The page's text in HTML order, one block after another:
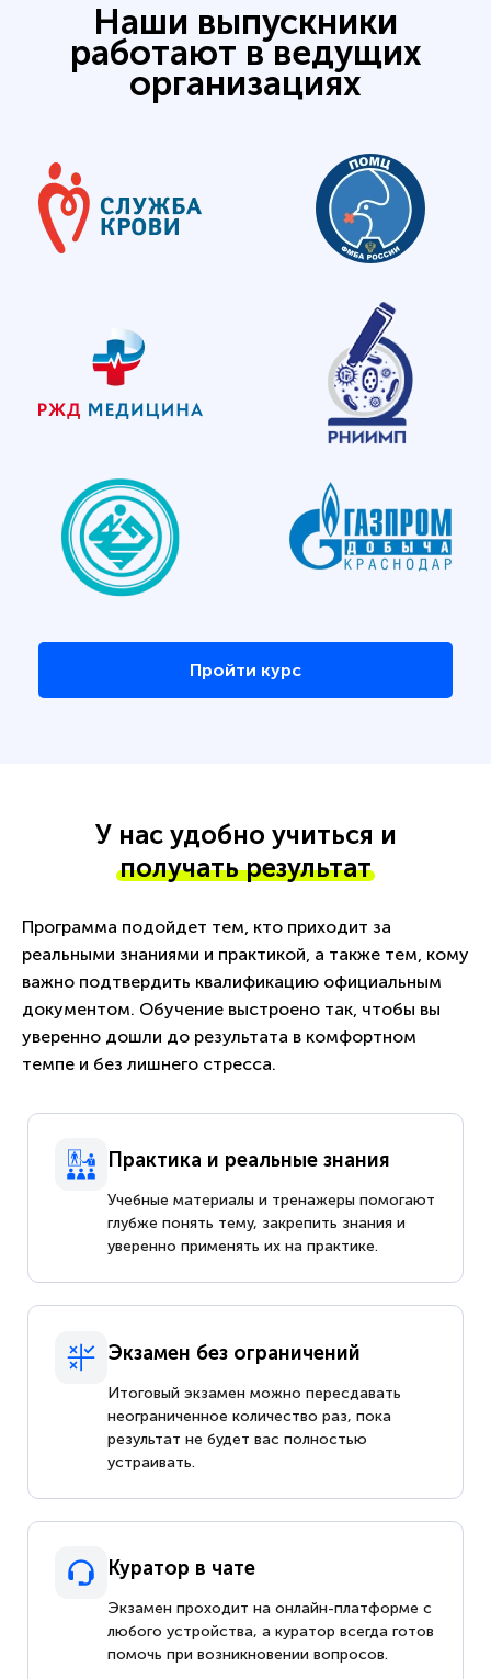
Наши выпускники
работают в ведущих
организациях
Пройти курс
У нас удобно учиться и
получать результат
Программа подойдет тем, кто приходит за
реальными знаниями и практикой, а также тем, кому
важно подтвердить квалификацию официальным
документом. Обучение выстроено так, чтобы вы
уверенно дошли до результата в комфортном
темпе и без лишнего стресса.
Практика и реальные знания
Учебные материалы и тренажеры помогают
глубже понять тему, закрепить знания и
уверенно применять их на практике.
Экзамен без ограничений
Итоговый экзамен можно пересдавать
неограниченное количество раз, пока
результат не будет вас полностью
устраивать.
Куратор в чате
Экзамен проходит на онлайн-платформе с
любого устройства, а куратор всегда готов
помочь при возникновении вопросов.